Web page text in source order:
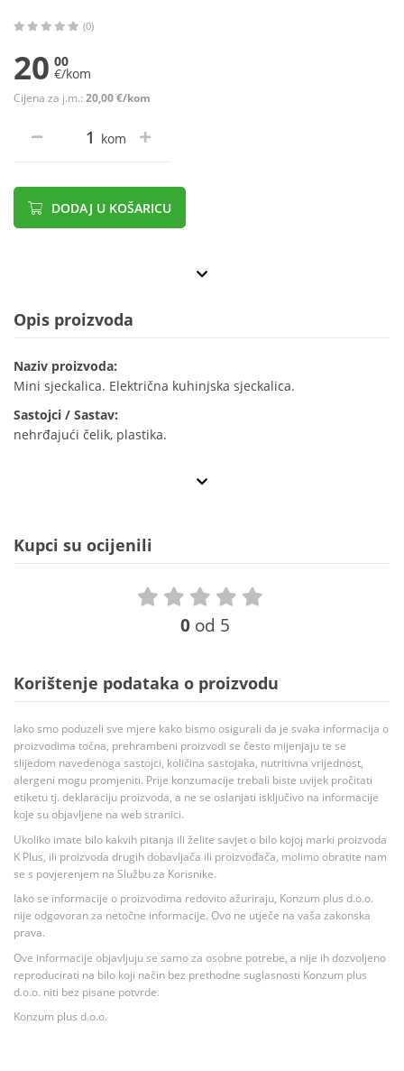
(0)
20 00
€/kom
Cijena za j.m.: 20,00 €/kom
kom
DODAJ U KOŠARICU
Opis proizvoda
Naziv proizvoda:
Mini sjeckalica. Električna kuhinjska sjeckalica.
Sastojci / Sastav:
nehrđajući čelik, plastika.
Kupci su ocijenili
0 od 5
Korištenje podataka o proizvodu
Iako smo poduzeli sve mjere kako bismo osigurali da je svaka informacija o
proizvodima točna, prehrambeni proizvodi se često mijenjaju te se
slijedom navedenoga sastojci, količina sastojaka, nutritivna vrijednost,
alergeni mogu promjeniti. Prije konzumacije trebali biste uvijek pročitati
etiketu tj. deklaraciju proizvoda, a ne se oslanjati isključivo na informacije
koje su objavljene na web stranici.
Ukoliko imate bilo kakvih pitanja ili želite savjet o bilo kojoj marki proizvoda
K Plus, ili proizvoda drugih dobavljača ili proizvođača, molimo obratite nam
se s povjerenjem na Službu za Korisnike.
Iako se informacije o proizvodima redovito ažuriraju, Konzum plus d.o.o.
nije odgovoran za netočne informacije. Ovo ne utječe na vaša zakonska
prava.
Ove informacije objavljuju se samo za osobne potrebe, a nije ih dozvoljeno
reproducirati na bilo koji način bez prethodne suglasnosti Konzum plus
d.o.o. niti bez pisane potvrde.
Konzum plus d.o.o.